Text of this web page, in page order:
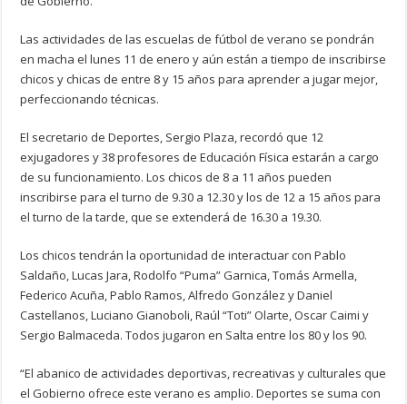
Las actividades de las escuelas de fútbol de verano se pondrán
en macha el lunes 11 de enero y aún están a tiempo de inscribirse
chicos y chicas de entre 8 y 15 años para aprender a jugar mejor,
perfeccionando técnicas.
El secretario de Deportes, Sergio Plaza, recordó que 12
exjugadores y 38 profesores de Educación Física estarán a cargo
de su funcionamiento. Los chicos de 8 a 11 años pueden
inscribirse para el turno de 9.30 a 12.30 y los de 12 a 15 años para
el turno de la tarde, que se extenderá de 16.30 a 19.30.
Los chicos tendrán la oportunidad de interactuar con Pablo
Saldaño, Lucas Jara, Rodolfo “Puma” Garnica, Tomás Armella,
Federico Acuña, Pablo Ramos, Alfredo González y Daniel
Castellanos, Luciano Gianoboli, Raúl “Toti” Olarte, Oscar Caimi y
Sergio Balmaceda. Todos jugaron en Salta entre los 80 y los 90.
“El abanico de actividades deportivas, recreativas y culturales que
el Gobierno ofrece este verano es amplio. Deportes se suma con